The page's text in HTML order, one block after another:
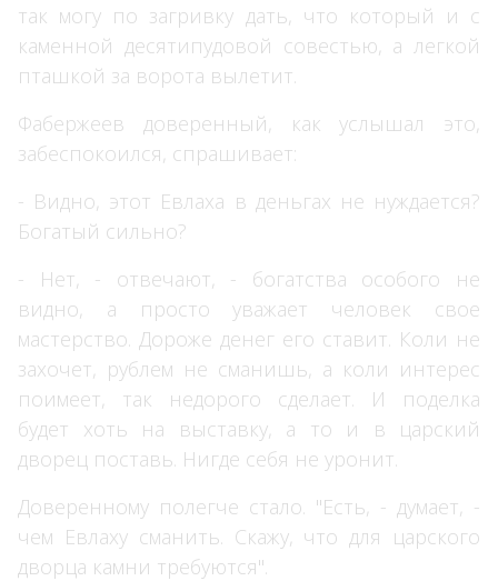
так могу по загривку дать, что который и с
каменной десятипудовой совестью, а легкой
пташкой за ворота вылетит.
Фабержеев доверенный, как услышал это,
забеспокоился, спрашивает:
- Видно, этот Евлаха в деньгах не нуждается?
Богатый сильно?
- Нет, - отвечают, - богатства особого не
видно, а просто уважает человек свое
мастерство. Дороже денег его ставит. Коли не
захочет, рублем не сманишь, а коли интерес
поимеет, так недорого сделает. И поделка
будет хоть на выставку, а то и в царский
дворец поставь. Нигде себя не уронит.
Доверенному полегче стало. "Есть, - думает, -
чем Евлаху сманить. Скажу, что для царского
дворца камни требуются".